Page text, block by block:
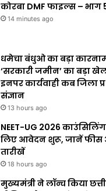
कोरबा DMF फाइल्स –
14 minutes ago
धमेचा बंधुओ का बड़ा
‘सरकारी जमीन’ का बड़ा
इनपर कार्यवाही कब जिला
संज्ञान
13 hours ago
NEET-UG 2026
लिए आवेदन शुरू, जानें फीस
तारीखें
18 hours ago
मुख्यमंत्री ने लॉन्च किया